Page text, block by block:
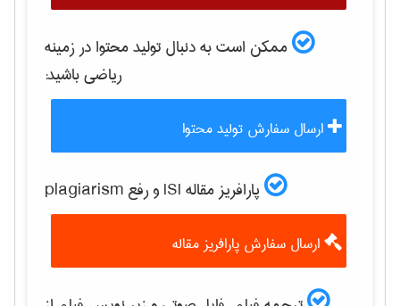
ممکن است به دنبال تولید محتوا در زمینه
رياضیباشید:
ارسال سفارش تولید محتوا
پارافریز مقاله ISI و رفع plagiarism
ارسال سفارش پارافریز مقاله